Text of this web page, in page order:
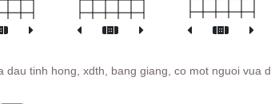
dau tinh hong, xdth, bang giang, co mot nguoi vua